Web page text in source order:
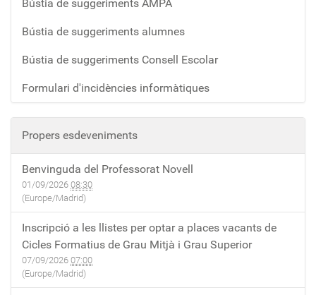
Bústia de suggeriments AMPA
Bústia de suggeriments alumnes
Bústia de suggeriments Consell Escolar
Formulari d'incidències informàtiques
Propers esdeveniments
Benvinguda del Professorat Novell
01/09/2026 08:30
(Europe/Madrid)
Inscripció a les llistes per optar a places vacants de
Cicles Formatius de Grau Mitjà i Grau Superior
07/09/2026 07:00
(Europe/Madrid)